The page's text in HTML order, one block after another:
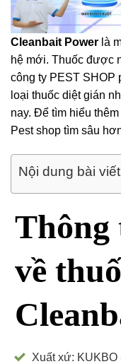
Cleanbait Power là
hệ mới. Thuốc được
công ty PEST SHOP
loại thuốc diệt gián
nay. Để tìm hiểu
Pest shop tìm sâu
Nội dung bài viết
Thông
về
Xuất xứ: KUKBO